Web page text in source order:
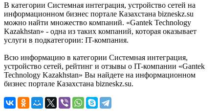
В категории Системная интеграция, устройство сетей на
информационном бизнес портале Казахстана bizneskz.su
можно найти множество компаний. «Gantek Technology
Kazakhstan» - одна из таких компаний, которая оказывает
услуги в подкатегории: IT-компания.
Всю информацию в категории Системная интеграция,
устройство сетей, рейтинг и отзывы о IT-компании «Gantek
Technology Kazakhstan» Вы найдете на информационном
бизнес портале Казахстана bizneskz.su.